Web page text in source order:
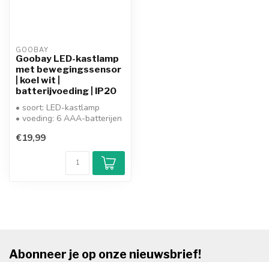
GOOBAY
Goobay LED-kastlamp
met bewegingssensor
| koel wit |
batterijvoeding | IP20
• soort: LED-kastlamp
• voeding: 6 AAA-batterijen
• schak...
€19,99
Abonneer je op onze nieuwsbrief!